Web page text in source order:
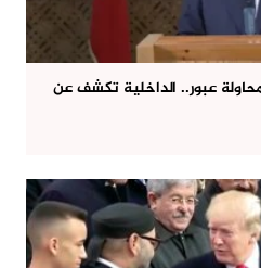
وفاة ورصد 40 ألف محاولة عبور.. الداخلية تكشف عن